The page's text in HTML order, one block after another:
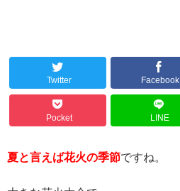
Twitter Facebook
Pocket LINE
夏と言えば花火の季節ですね。